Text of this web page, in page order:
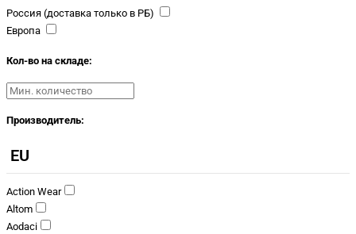
Россия (доставка только в РБ)
Европа
Кол-во на складе:
Производитель:
EU
Action Wear
Altom
Aodaci